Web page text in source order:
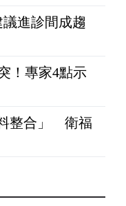
進診間成趨
！專家4點示
整合」 衛福